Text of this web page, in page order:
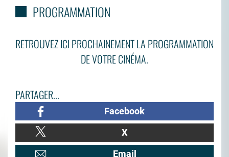
PROGRAMMATION
RETROUVEZ ICI PROCHAINEMENT LA PROGRAMMATION
DE VOTRE CINÉMA.
PARTAGER...
Facebook
X
Email